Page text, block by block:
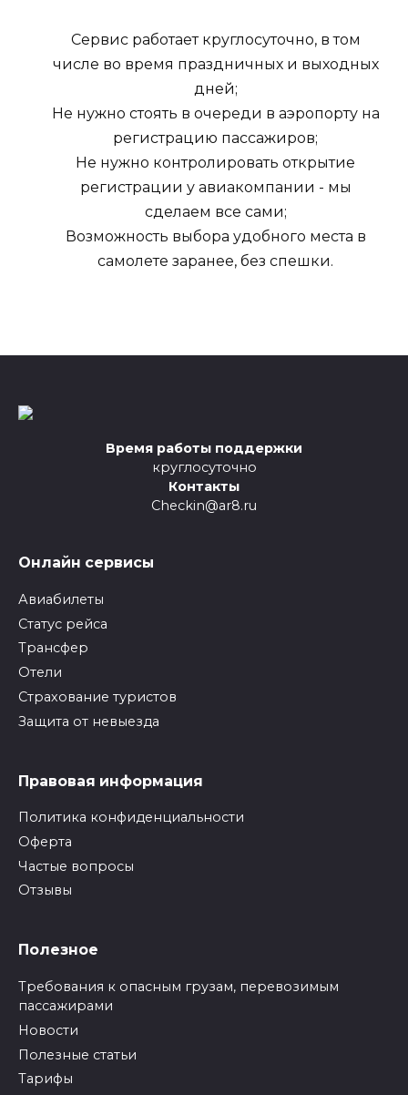
Сервис работает круглосуточно, в том
числе во время праздничных и выходных
дней;
Не нужно стоять в очереди в аэропорту на
регистрацию пассажиров;
Не нужно контролировать открытие
регистрации у авиакомпании - мы
сделаем все сами;
Возможность выбора удобного места в
самолете заранее, без спешки.
Время работы поддержки
круглосуточно
Контакты
Checkin@ar8.ru
Онлайн сервисы
Авиабилеты
Статус рейса
Трансфер
Отели
Страхование туристов
Защита от невыезда
Правовая информация
Политика конфиденциальности
Оферта
Частые вопросы
Отзывы
Полезное
Требования к опасным грузам, перевозимым
пассажирами
Новости
Полезные статьи
Тарифы